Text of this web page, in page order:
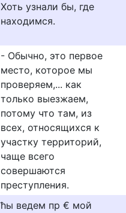
Хоть узнали бы, где
находимся.
- Обычно, это первое
место, которое мы
проверяем,... как
только выезжаем,
потому что там, из
всех, относящихся к
участку территорий,
чаще всего
совершаются
преступления.
ћы ведем пр € мой